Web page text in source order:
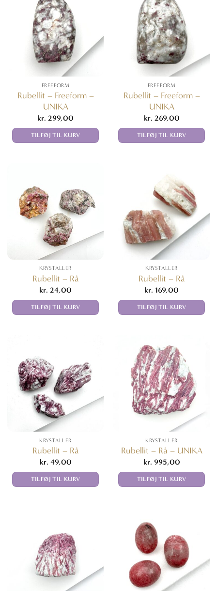
FREEFORM
Rubellit – Freeform –
UNIKA
kr. 299,00
TILFØJ TIL KURV
FREEFORM
Rubellit – Freeform –
UNIKA
kr. 269,00
TILFØJ TIL KURV
KRYSTALLER
Rubellit – Rå
kr. 24,00
TILFØJ TIL KURV
KRYSTALLER
Rubellit – Rå
kr. 169,00
TILFØJ TIL KURV
KRYSTALLER
Rubellit – Rå
kr. 49,00
TILFØJ TIL KURV
KRYSTALLER
Rubellit – Rå – UNIKA
kr. 995,00
TILFØJ TIL KURV